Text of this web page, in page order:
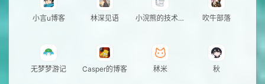
小言u博客 林深见语
小浣熊的技术小
吹牛部落
无梦梦游记 Casper的博客 秫米 秋